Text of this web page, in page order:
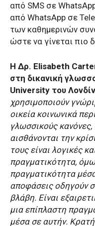
από SMS σε
από WhatsApp σε
των καθημερινών
ώστε να γίνεται πιο
Η Δρ. Elisabeth
στη δικανική
University του
χρησιμοποιούν
οικεία κοινωνικά
γλωσσικούς
αισθάνονται την
τους είναι λογικές
πραγματικότητα,
πραγματικότητα
αποφάσεις οδηγούν
βλάβη. Είναι
μια επίπλαστη
μέσα σε αυτήν.